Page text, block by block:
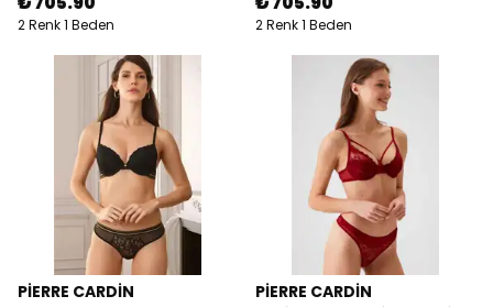
2 Renk 1 Beden 2 Renk 1 Beden
PİERRE CARDİN PİERRE CARDİN